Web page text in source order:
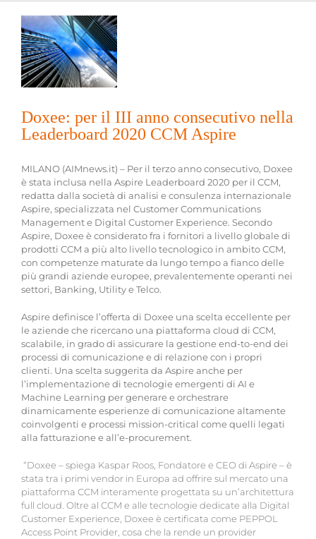
Ingrandisci
immagine
Doxee: per il III anno consecutivo nella
Leaderboard 2020 CCM Aspire
MILANO (AIMnews.it) – Per il terzo anno consecutivo, Doxee
è stata inclusa nella Aspire Leaderboard 2020 per il CCM,
redatta dalla società di analisi e consulenza internazionale
Aspire, specializzata nel Customer Communications
Management e Digital Customer Experience. Secondo
Aspire, Doxee è considerato fra i fornitori a livello globale di
prodotti CCM a più alto livello tecnologico in ambito CCM,
con competenze maturate da lungo tempo a fianco delle
più grandi aziende europee, prevalentemente operanti nei
settori, Banking, Utility e Telco.
Aspire definisce l’offerta di Doxee una scelta eccellente per
le aziende che ricercano una piattaforma cloud di CCM,
scalabile, in grado di assicurare la gestione end-to-end dei
processi di comunicazione e di relazione con i propri
clienti. Una scelta suggerita da Aspire anche per
l’implementazione di tecnologie emergenti di AI e
Machine Learning per generare e orchestrare
dinamicamente esperienze di comunicazione altamente
coinvolgenti e processi mission-critical come quelli legati
alla fatturazione e all’e-procurement.
“Doxee – spiega Kaspar Roos, Fondatore e CEO di Aspire – è
stata tra i primi vendor in Europa ad offrire sul mercato una
piattaforma CCM interamente progettata su un’architettura
full cloud. Oltre al CCM e alle tecnologie dedicate alla Digital
Customer Experience, Doxee è certificata come PEPPOL
Access Point Provider, cosa che la rende un provider